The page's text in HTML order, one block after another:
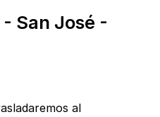
San José -
al